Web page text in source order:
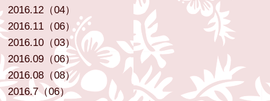
2016.12（04）
2016.11（06）
2016.10（03）
2016.09（06）
2016.08（08）
2016.7（06）